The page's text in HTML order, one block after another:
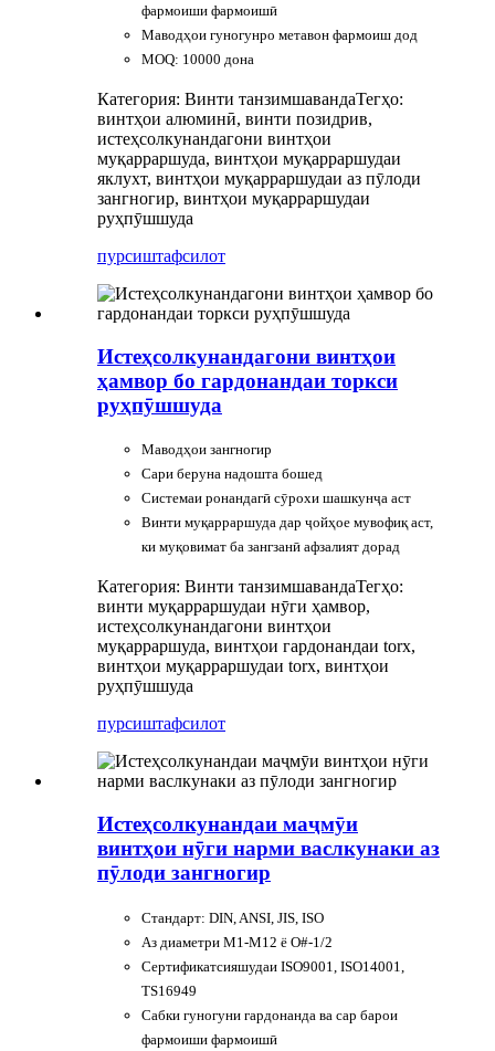
фармоиши фармоишӣ
Маводҳои гуногунро метавон фармоиш дод
MOQ: 10000 дона
Категория: Винти танзимшавандаТегҳо:
винтҳои алюминӣ, винти позидрив,
истеҳсолкунандагони винтҳои
муқарраршуда, винтҳои муқарраршудаи
яклухт, винтҳои муқарраршудаи аз пӯлоди
зангногир, винтҳои муқарраршудаи
руҳпӯшшуда
пурсиштафсилот
Истеҳсолкунандагони винтҳои
ҳамвор бо гардонандаи торкси
руҳпӯшшуда
Маводҳои зангногир
Сари беруна надошта бошед
Системаи ронандагӣ сӯрохи шашкунҷа аст
Винти муқарраршуда дар ҷойҳое мувофиқ аст,
ки муқовимат ба зангзанӣ афзалият дорад
Категория: Винти танзимшавандаТегҳо:
винти муқарраршудаи нӯги ҳамвор,
истеҳсолкунандагони винтҳои
муқарраршуда, винтҳои гардонандаи torx,
винтҳои муқарраршудаи torx, винтҳои
руҳпӯшшуда
пурсиштафсилот
Истеҳсолкунандаи маҷмӯи
винтҳои нӯги нарми васлкунаки аз
пӯлоди зангногир
Стандарт: DIN, ANSI, JIS, ISO
Аз диаметри M1-M12 ё O#-1/2
Сертификатсияшудаи ISO9001, ISO14001,
TS16949
Сабки гуногуни гардонанда ва сар барои
фармоиши фармоишӣ